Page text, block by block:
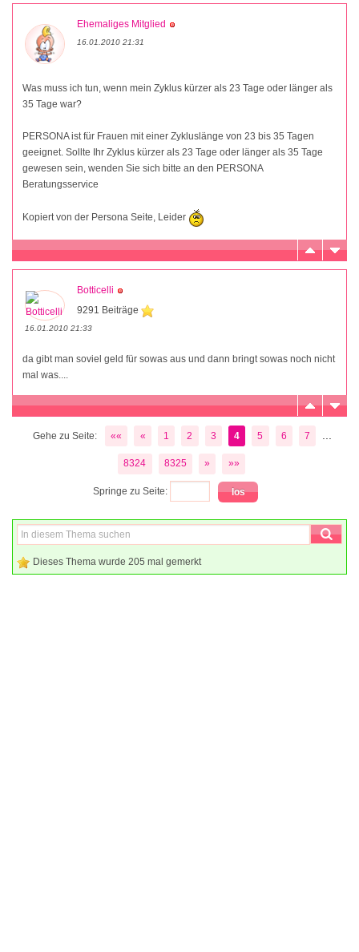
Ehemaliges Mitglied
16.01.2010 21:31
Was muss ich tun, wenn mein Zyklus kürzer als 23 Tage oder länger als
35 Tage war?
PERSONA ist für Frauen mit einer Zykluslänge von 23 bis 35 Tagen
geeignet. Sollte Ihr Zyklus kürzer als 23 Tage oder länger als 35 Tage
gewesen sein, wenden Sie sich bitte an den PERSONA
Beratungsservice
Kopiert von der Persona Seite, Leider
Botticelli
9291 Beiträge
16.01.2010 21:33
da gibt man soviel geld für sowas aus und dann bringt sowas noch nicht
mal was....
Gehe zu Seite: «« « 1 2 3 4 5 6 7
8324 8325 » »»
Springe zu Seite:
Dieses Thema wurde 205 mal gemerkt